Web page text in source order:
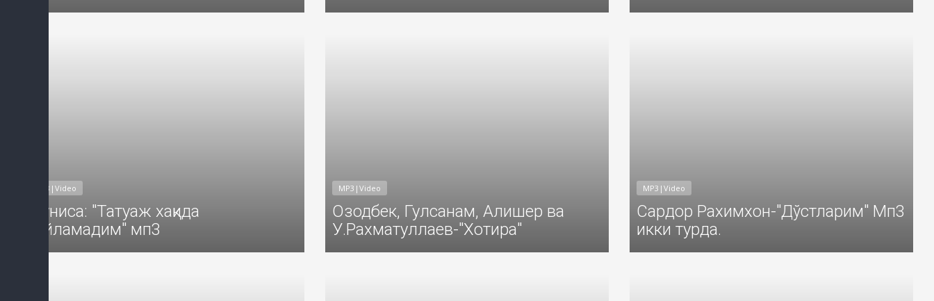
MP3|Video
Муниса: "Татуаж хақида
куйламадим" мп3
MP3|Video
Озодбек, Гулсанам, Алишер ва
У.Рахматуллаев-"Хотира"
MP3|Video
Сардор Рахимхон-"Дўстларим" Мп3
икки турда.